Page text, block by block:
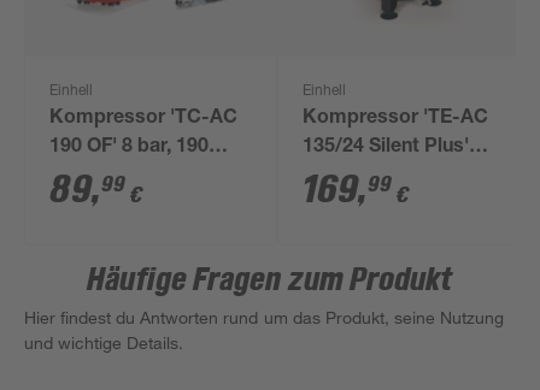
Einhell
Kompressor 'TC-AC
190 OF' 8 bar, 190
l/min
89,99 €
Einhell
Kompressor 'TE-AC
135/24 Silent Plus'
750 W
169,99 €
Häufige Fragen zum Produkt
Hier findest du Antworten rund um das Produkt, seine Nutzung
und wichtige Details.